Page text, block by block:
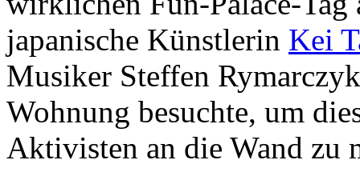
japanische Künstlerin Kei
Musiker Steffen
Wohnung besuchte, um
Aktivisten an die Wand zu